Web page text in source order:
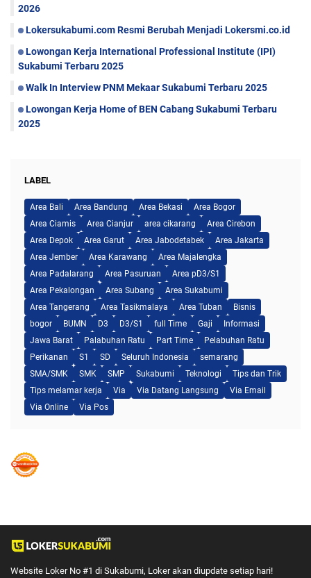
2026
Lokersukabumi.com Resmi Berubah Menjadi Lokersmi.co.id
Lowongan Kerja International Professional Institute (IPI)
Sukabumi Terbaru 2025
Walk In Interview PNM Mekaar Sukabumi Terbaru 2025
Lowongan Kerja Home of BEN Cabang Sukabumi Terbaru
2025
LABEL
Area Bali Area Bandung Area Bekasi
Area Bogor
Area Ciamis
Area Cianjur area cikarang
Area Cirebon
Area Depok
Area Garut Area Jabodetabek
Area Jakarta
Area Jember
Area Karawang
Area Majalengka
Area Padalarang
Area Pasuruan
Area pD3/S1
Area Pekalongan
Area Subang
Area Sukabumi
Area Tangerang
Area Tasikmalaya Area Tuban
Bisnis
bogor
BUMN D3 D3/S1 full Time Gaji
Informasi
Jawa Barat
Palabuhan Ratu Part Time
Pelabuhan Ratu
Perikanan
S1 SD Seluruh Indonesia
semarang
SMA/SMK
SMK SMP Sukabumi Teknologi
Tips dan Trik
Tips melamar kerja
Via Via Datang Langsung
Via Email
Via Online
Via Pos
Website Loker No #1 di Sukabumi, Loker akan diupdate setiap hari!